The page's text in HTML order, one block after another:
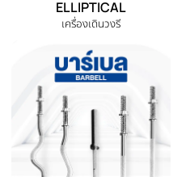
เลือกหมวดหมู่เครื่อง